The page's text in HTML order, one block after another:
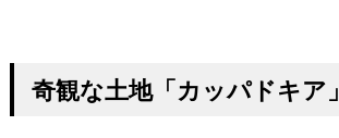
奇観な土地「カッパドキア」